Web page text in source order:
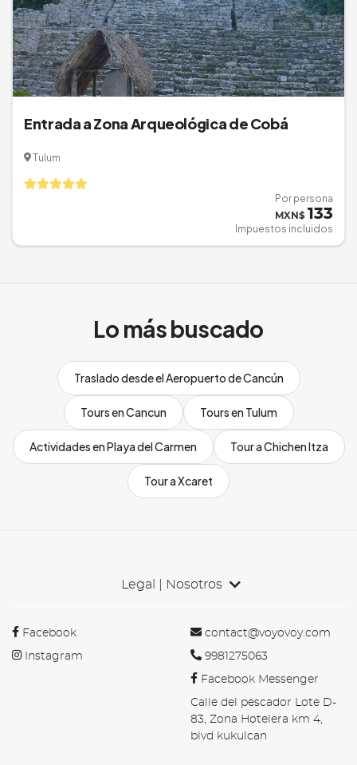
Entrada a Zona Arqueológica de Cobá
Tulum
Por persona
MXN$ 133
Impuestos incluidos
Lo más buscado
Traslado desde el Aeropuerto de Cancún
Tours en Cancun Tours en Tulum
Actividades en Playa del Carmen Tour a Chichen Itza
Tour a Xcaret
Legal | Nosotros
Facebook
Instagram
contact@voyovoy.com
9981275063
Facebook Messenger
Calle del pescador Lote D-
83, Zona Hotelera km 4,
blvd kukulcan